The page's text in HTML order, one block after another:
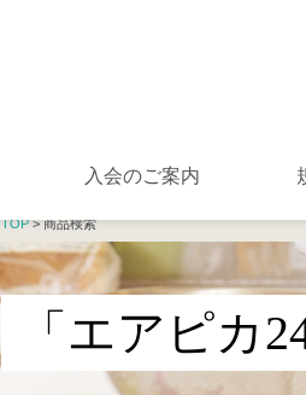
入会のご案内
TOP> 商品検索
「エアピカ